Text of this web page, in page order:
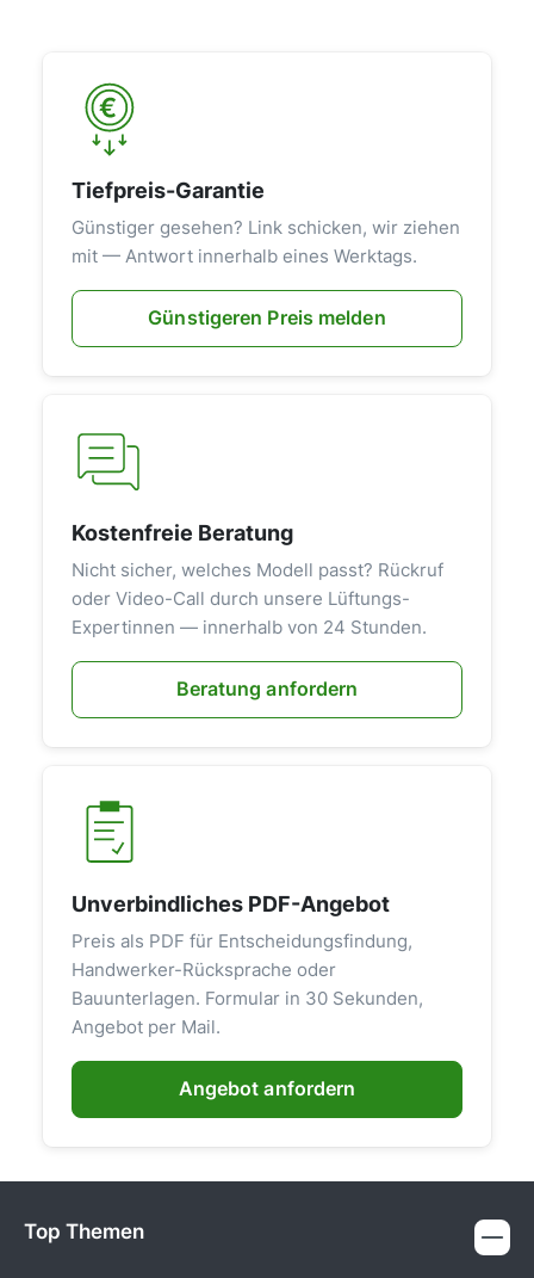
Tiefpreis-Garantie
Günstiger gesehen? Link schicken, wir ziehen
mit — Antwort innerhalb eines Werktags.
Günstigeren Preis melden
Kostenfreie Beratung
Nicht sicher, welches Modell passt? Rückruf
oder Video-Call durch unsere Lüftungs-
Expertinnen — innerhalb von 24 Stunden.
Beratung anfordern
Unverbindliches PDF-Angebot
Preis als PDF für Entscheidungsfindung,
Handwerker-Rücksprache oder
Bauunterlagen. Formular in 30 Sekunden,
Angebot per Mail.
Angebot anfordern
Top Themen